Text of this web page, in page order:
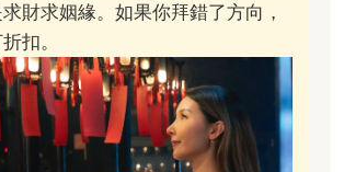
財求姻緣。如果你拜錯了方向，
扣。